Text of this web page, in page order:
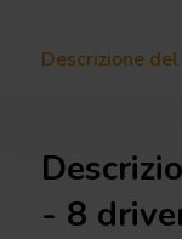
Descrizione
- 8